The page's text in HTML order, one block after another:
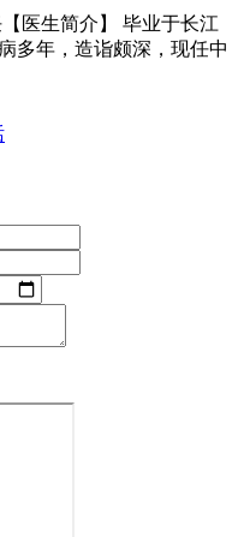
医生简介】 毕业于长江
多年，造诣颇深，现任中